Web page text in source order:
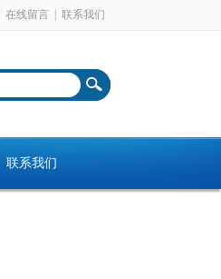
在线留言 联系我们
联系我们